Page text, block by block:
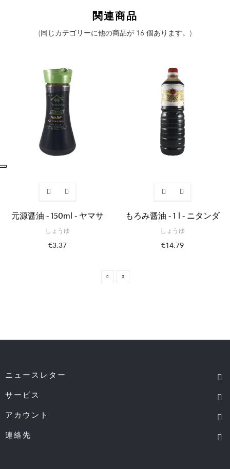
関連商品
(同じカテゴリーに他の商品が 16 個あります。)
元源醤油 - 150ml - ヤマサ
しょうゆ
€3.37
もろみ醤油 - 1 l - ニタンダ
しょうゆ
€14.79
ニュースレター
サービス
アカウント
連絡先